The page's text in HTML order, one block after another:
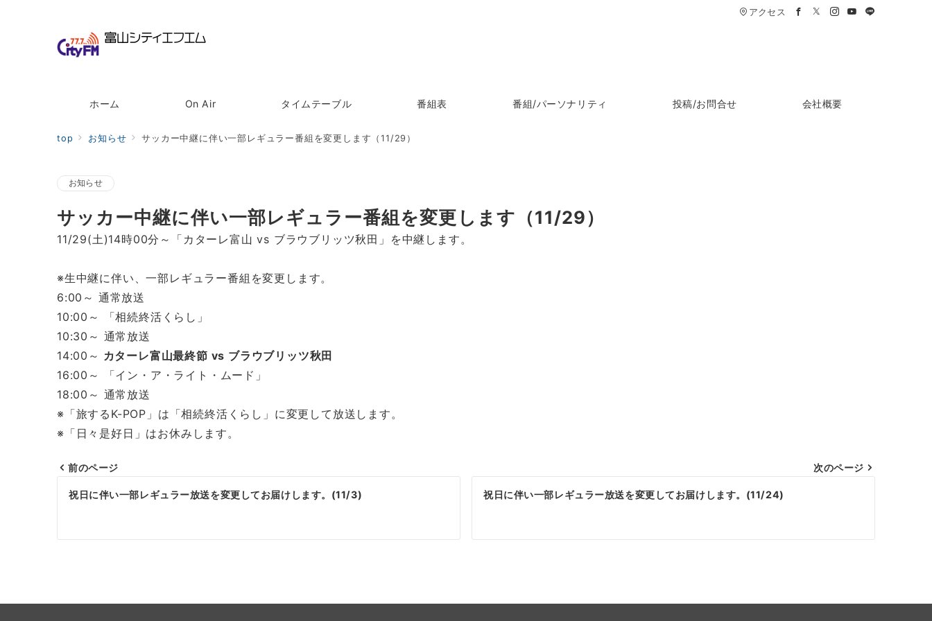
アクセス
ホーム On Air タイムテーブル 番組表 番組/パーソナリティ 投稿/お問合せ 会社概要
top お知らせ サッカー中継に伴い一部レギュラー番組を変更します（11/29）
お知らせ
サッカー中継に伴い一部レギュラー番組を変更します（11/29）
11/29(土)14時00分～「カターレ富山 vs ブラウブリッツ秋田」を中継します。
※生中継に伴い、一部レギュラー番組を変更します。
6:00～ 通常放送
10:00～ 「相続終活くらし」
10:30～ 通常放送
14:00～ カターレ富山最終節 vs ブラウブリッツ秋田
16:00～ 「イン・ア・ライト・ムード」
18:00～ 通常放送
※「旅するK-POP」は「相続終活くらし」に変更して放送します。
※「日々是好日」はお休みします。
投
ー
前のページ
祝日に伴い一部レギュラー放送を変更してお届けします。(11/3)
次のページ
祝日に伴い一部レギュラー放送を変更してお届けします。(11/24)